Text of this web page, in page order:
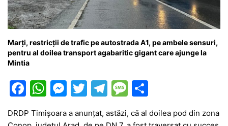
Marți, restricții de trafic pe autostrada A1, pe ambele sensuri,
pentru al doilea transport agabaritic gigant care ajunge la
Mintia
F
c
W
at
M
s
T
itt
T
e
M
s
ar
ta
DRDP Timișoara a anunțat, astăzi, că al doilea pod din zona